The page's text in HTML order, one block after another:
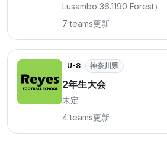
Lusambo 36.1190 Forest）
7 teams更新
U-8 神奈川県
2年生大会
未定
4 teams更新